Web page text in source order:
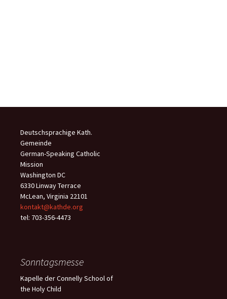
Deutschsprachige Kath.
Gemeinde
German-Speaking Catholic
Mission
Washington DC
6330 Linway Terrace
McLean, Virginia 22101
kontakt@kathde.org
tel: 703-356-4473
Sonntagsmesse
Kapelle der Connelly School of
the Holy Child